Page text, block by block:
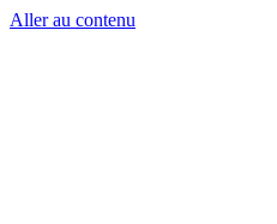
Aller au contenu